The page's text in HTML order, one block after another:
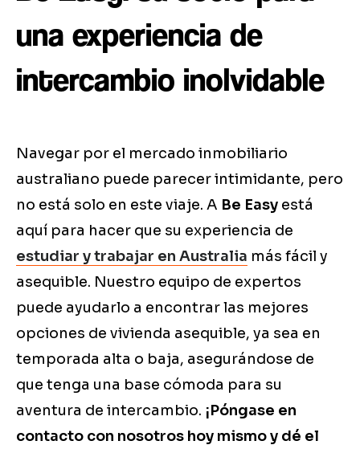
una experiencia de
intercambio inolvidable
Navegar por el mercado inmobiliario
australiano puede parecer intimidante, pero
no está solo en este viaje. A Be Easy está
aquí para hacer que su experiencia de
estudiar y trabajar en Australia más fácil y
asequible. Nuestro equipo de expertos
puede ayudarlo a encontrar las mejores
opciones de vivienda asequible, ya sea en
temporada alta o baja, asegurándose de
que tenga una base cómoda para su
aventura de intercambio. ¡Póngase en
contacto con nosotros hoy mismo y dé el